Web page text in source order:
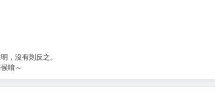
請務必小心，避免受騙！】